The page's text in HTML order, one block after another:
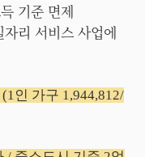
기준 면제
리 서비스 사업에
인 가구 1,944,812/